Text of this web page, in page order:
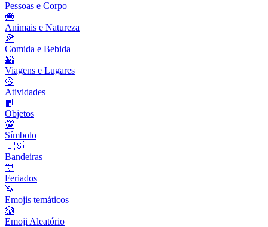
Pessoas e Corpo
🐝
Animais e Natureza
🍕
Comida e Bebida
🌇
Viagens e Lugares
🥎
Atividades
📙
Objetos
💯
Símbolo
🇺🇸
Bandeiras
🎊
Feriados
🦄
Emojis temáticos
🎲
Emoji Aleatório